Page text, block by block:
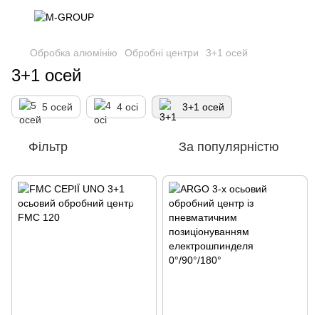
Обробка алюмінію Обробні центри 3+1 осей
3+1 осей
5 осей 4 осі 3+1 осей
Фільтр За популярністю